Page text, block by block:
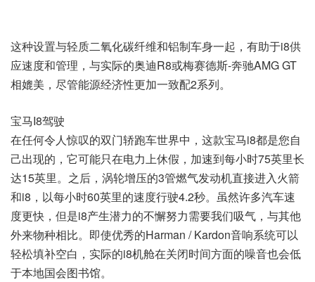
这种设置与轻质二氧化碳纤维和铝制车身一起，有助于i8供
应速度和管理，与实际的奥迪R8或梅赛德斯-奔驰AMG GT
相媲美，尽管能源经济性更加一致配2系列。
宝马I8驾驶
在任何令人惊叹的双门轿跑车世界中，这款宝马i8都是您自
己出现的，它可能只在电力上休假，加速到每小时75英里长
达15英里。之后，涡轮增压的3管燃气发动机直接进入火箭
和i8，以每小时60英里的速度行驶4.2秒。虽然许多汽车速
度更快，但是i8产生潜力的不懈努力需要我们吸气，与其他
外来物种相比。即使优秀的Harman / Kardon音响系统可以
轻松填补空白，实际的i8机舱在关闭时间方面的噪音也会低
于本地国会图书馆。